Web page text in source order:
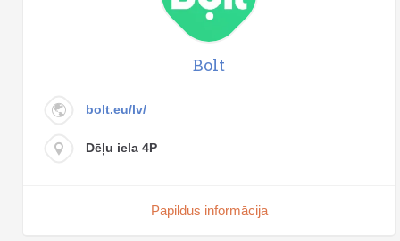
Bolt
bolt.eu/lv/
Dēļu iela 4P
Papildus informācija